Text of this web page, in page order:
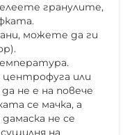
гранулите,
можете да ги
или
не е на повече
се мачка, а
не се
на